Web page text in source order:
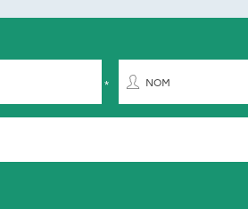
NOM